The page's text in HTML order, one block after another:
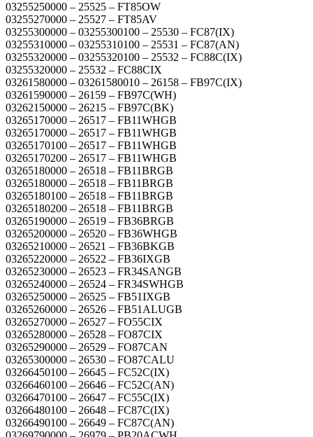
03255250000 – 25525 – FT85OW
03255270000 – 25527 – FT85AV
03255300000 – 03255300100 – 25530 – FC87(IX)
03255310000 – 03255310100 – 25531 – FC87(AN)
03255320000 – 03255320100 – 25532 – FC88C(IX)
03255320000 – 25532 – FC88CIX
03261580000 – 03261580010 – 26158 – FB97C(IX)
03261590000 – 26159 – FB97C(WH)
03262150000 – 26215 – FB97C(BK)
03265170000 – 26517 – FB11WHGB
03265170000 – 26517 – FB11WHGB
03265170100 – 26517 – FB11WHGB
03265170200 – 26517 – FB11WHGB
03265180000 – 26518 – FB11BRGB
03265180000 – 26518 – FB11BRGB
03265180100 – 26518 – FB11BRGB
03265180200 – 26518 – FB11BRGB
03265190000 – 26519 – FB36BRGB
03265200000 – 26520 – FB36WHGB
03265210000 – 26521 – FB36BKGB
03265220000 – 26522 – FB36IXGB
03265230000 – 26523 – FR34SANGB
03265240000 – 26524 – FR34SWHGB
03265250000 – 26525 – FB51IXGB
03265260000 – 26526 – FB51ALUGB
03265270000 – 26527 – FO55CIX
03265280000 – 26528 – FO87CIX
03265290000 – 26529 – FO87CAN
03265300000 – 26530 – FO87CALU
03266450100 – 26645 – FC52C(IX)
03266460100 – 26646 – FC52C(AN)
03266470100 – 26647 – FC55C(IX)
03266480100 – 26648 – FC87C(IX)
03266490100 – 26649 – FC87C(AN)